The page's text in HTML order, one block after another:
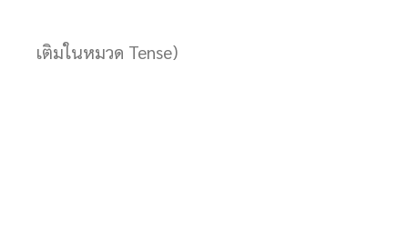
เติมในหมวด Tense)